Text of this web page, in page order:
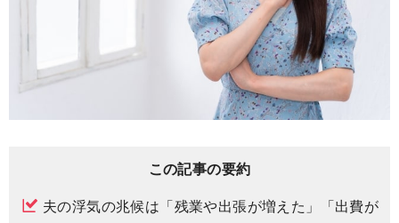
この記事の要約
夫の浮気の兆候は「残業や出張が増えた」「出費が